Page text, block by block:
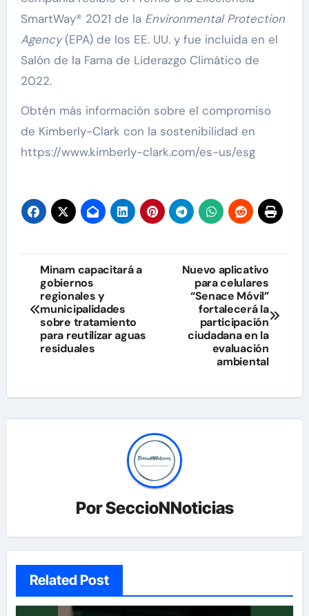
SmartWay® 2021 de la Environmental Protection
Agency(EPA) de los EE. UU. y fue incluida en el
Salón de la Fama de Liderazgo Climático de
2022.
Obtén más información sobre el compromiso
de Kimberly-Clark con la sostenibilidad en
https://www.kimberly-clark.com/es-us/esg
Navegación
de
entradas
Minam capacitará a
gobiernos
regionales y
municipalidades
sobre tratamiento
para reutilizar aguas
residuales
Nuevo aplicativo
para celulares
“Senace Móvil”
fortalecerá la
participación
ciudadana en la
evaluación
ambiental
PorSeccioNNoticias
Related Post